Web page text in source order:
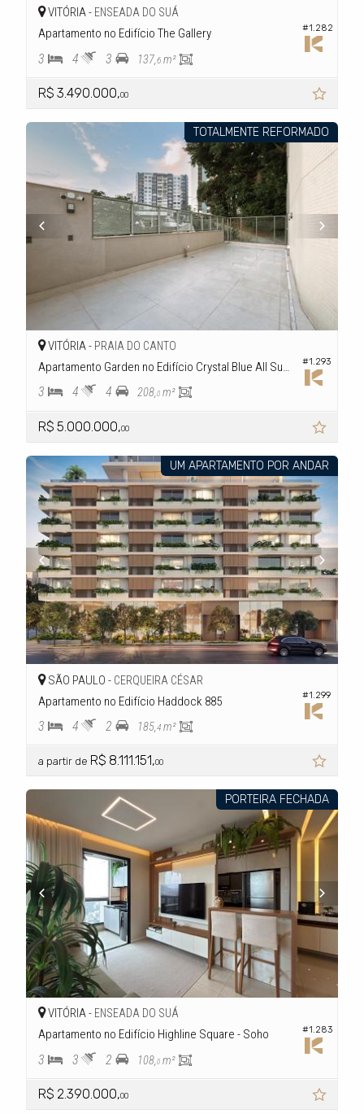
#1.282
VITÓRIA - ENSEADA DO SUÁ
Apartamento no Edifício The Gallery
3 4 3 137,6 m²
R$ 3.490.000,00
TOTALMENTE REFORMADO
#1.293
VITÓRIA - PRAIA DO CANTO
Apartamento Garden no Edifício Crystal Blue All Suites
3 4 4 208,0 m²
R$ 5.000.000,00
UM APARTAMENTO POR ANDAR
#1.299
SÃO PAULO - CERQUEIRA CÉSAR
Apartamento no Edifício Haddock 885
3 4 2 185,4 m²
a partir de R$ 8.111.151,00
PORTEIRA FECHADA
#1.283
VITÓRIA - ENSEADA DO SUÁ
Apartamento no Edifício Highline Square - Soho
3 3 2 108,0 m²
R$ 2.390.000,00